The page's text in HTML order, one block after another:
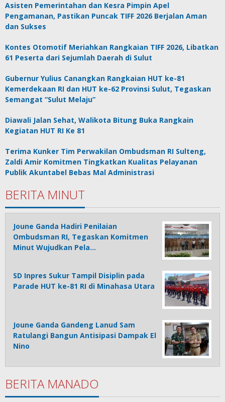
Asisten Pemerintahan dan Kesra Pimpin Apel
Pengamanan, Pastikan Puncak TIFF 2026 Berjalan Aman
dan Sukses
Kontes Otomotif Meriahkan Rangkaian TIFF 2026, Libatkan
61 Peserta dari Sejumlah Daerah di Sulut
Gubernur Yulius Canangkan Rangkaian HUT ke-81
Kemerdekaan RI dan HUT ke-62 Provinsi Sulut, Tegaskan
Semangat “Sulut Melaju”
Diawali Jalan Sehat, Walikota Bitung Buka Rangkain
Kegiatan HUT RI Ke 81
Terima Kunker Tim Perwakilan Ombudsman RI Sulteng,
Zaldi Amir Komitmen Tingkatkan Kualitas Pelayanan
Publik Akuntabel Bebas Mal Administrasi
BERITA MINUT
Joune Ganda Hadiri Penilaian
Ombudsman RI, Tegaskan Komitmen
Minut Wujudkan Pela…
SD Inpres Sukur Tampil Disiplin pada
Parade HUT ke-81 RI di Minahasa Utara
Joune Ganda Gandeng Lanud Sam
Ratulangi Bangun Antisipasi Dampak El
Nino
BERITA MANADO